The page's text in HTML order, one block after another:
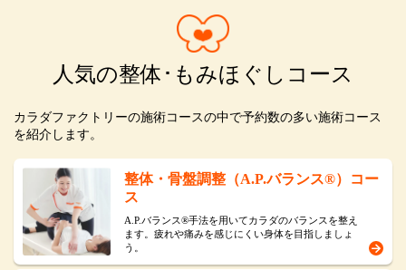
人気の整体･もみほぐしコース
カラダファクトリーの施術コースの中で予約数の多い施術コース
を紹介します。
整体・骨盤調整（A.P.バランス®）コー
ス
A.P.バランス®手法を用いてカラダのバランスを整え
ます。疲れや痛みを感じにくい身体を目指しましょ
う。